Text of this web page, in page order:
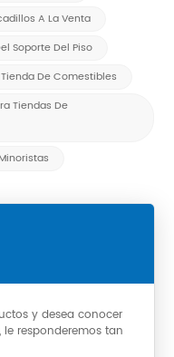
A La Venta
Soporte Del Piso
De Comestibles
Tiendas De
y desea conocer
responderemos tan